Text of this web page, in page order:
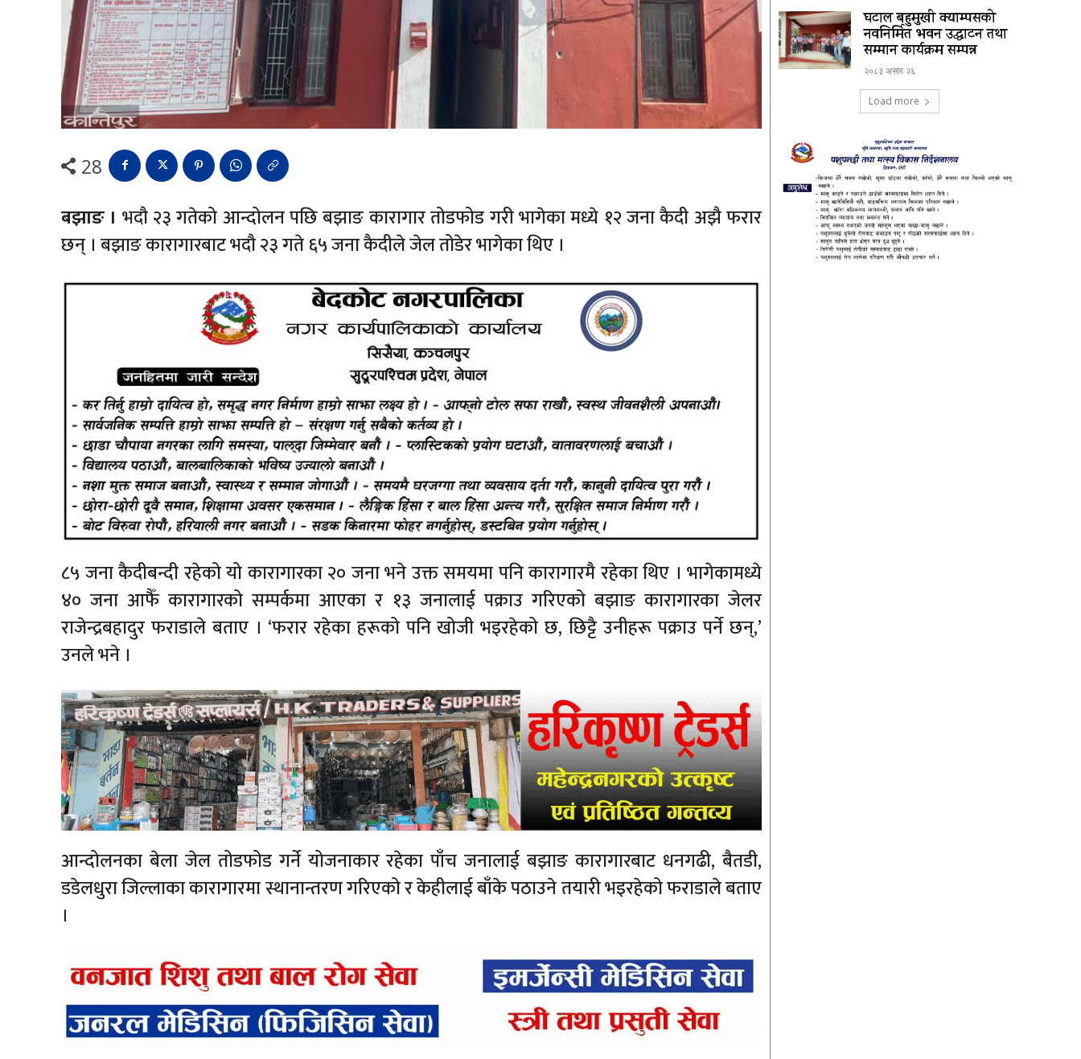
28
बझाङ । भदौ २३ गतेको आन्दोलन पछि बझाङ कारागार तोडफोड गरी भागेका मध्ये १२ जना कैदी अझै फरार
छन् । बझाङ कारागारबाट भदौ २३ गते ६५ जना कैदीले जेल तोडेर भागेका थिए ।
८५ जना कैदीबन्दी रहेको यो कारागारका २० जना भने उक्त समयमा पनि कारागारमै रहेका थिए । भागेकामध्ये
४० जना आफैँ कारागारको सम्पर्कमा आएका र १३ जनालाई पक्राउ गरिएको बझाङ कारागारका जेलर
राजेन्द्रबहादुर फराडाले बताए । ‘फरार रहेका हरूको पनि खोजी भइरहेको छ, छिट्टै उनीहरू पक्राउ पर्ने छन्,’
उनले भने ।
आन्दोलनका बेला जेल तोडफोड गर्ने योजनाकार रहेका पाँच जनालाई बझाङ कारागारबाट धनगढी, बैतडी,
डडेलधुरा जिल्लाका कारागारमा स्थानान्तरण गरिएको र केहीलाई बाँके पठाउने तयारी भइरहेको फराडाले बताए
।
घटाल बहुमुखी क्याम्पसको
नवनिर्मित भवन उद्घाटन तथा
सम्मान कार्यक्रम सम्पन्न
२०८३ असार २६
Load more